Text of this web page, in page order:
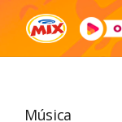
Música